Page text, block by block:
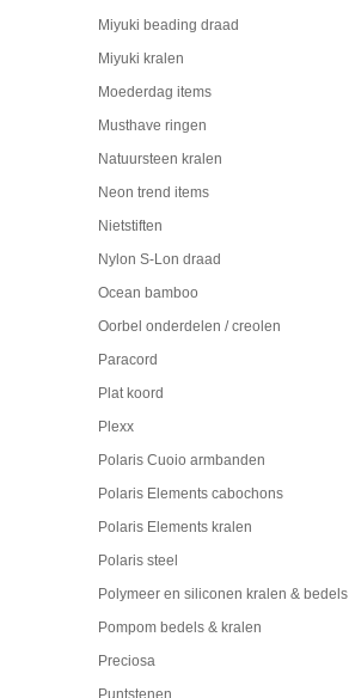
Miyuki beading draad
Miyuki kralen
Moederdag items
Musthave ringen
Natuursteen kralen
Neon trend items
Nietstiften
Nylon S-Lon draad
Ocean bamboo
Oorbel onderdelen / creolen
Paracord
Plat koord
Plexx
Polaris Cuoio armbanden
Polaris Elements cabochons
Polaris Elements kralen
Polaris steel
Polymeer en siliconen kralen & bedels
Pompom bedels & kralen
Preciosa
Puntstenen